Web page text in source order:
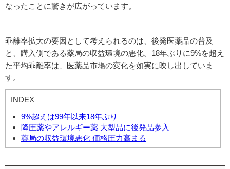
なったことに驚きが広がっています。
乖離率拡大の要因として考えられるのは、後発医薬品の普及
と、購入側である薬局の収益環境の悪化。18年ぶりに9%を超え
た平均乖離率は、医薬品市場の変化を如実に映し出していま
す。
INDEX
9%超えは99年以来18年ぶり
降圧薬やアレルギー薬 大型品に後発品参入
薬局の収益環境悪化 価格圧力高まる